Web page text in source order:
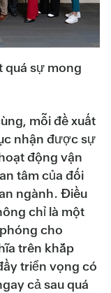
quá sự mong
mỗi đề xuất
nhận được sự
động vận
tâm của đối
ngành. Điều
chỉ là một
cho
trên khắp
triển vọng có
cả sau quá